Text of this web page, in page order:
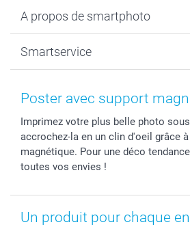
Tirage photo & agrandissement
Faire-part & Cartes
Coques smartphone
Stickers & Etiquettes
Cadres photo & accessoires déco
Dénicheur d'idées cadeau
Anniversaire
Naissance & baptême
Fête des Mères
Communion
Baptême
Toussaint
Saint-Valentin
Vacances
A propos de smartphoto
Plan du site
Droit de rétraction
Vie privée
Gestion des cookies
Tarifs
Investisseurs
Smartservice
Aide
smartfriends
Livraison
Modes de paiement
Statut de ma commande
Poster avec support
Imprimez votre plus belle photo
accrochez-la en un clin d'oeil grâce
magnétique. Pour une déco
toutes vos envies !
Un produit pour chaque